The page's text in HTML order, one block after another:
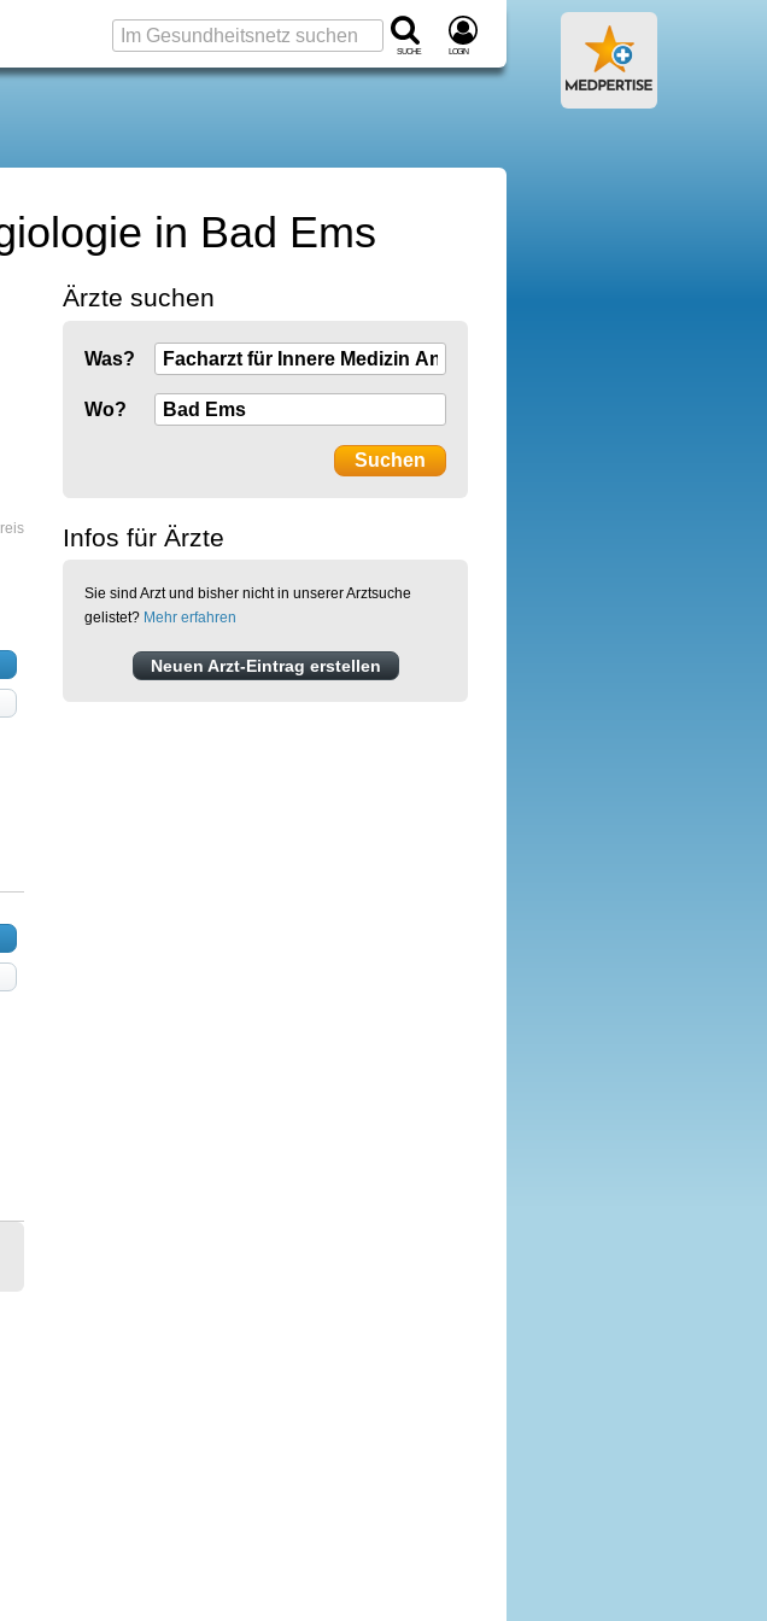
Suche Login
in Bad Ems
Ärzte suchen
Was?
Wo?
Infos für Ärzte
Sie sind Arzt und bisher nicht in unserer Arztsuche
gelistet? Mehr erfahren
Neuen Arzt-Eintrag erstellen